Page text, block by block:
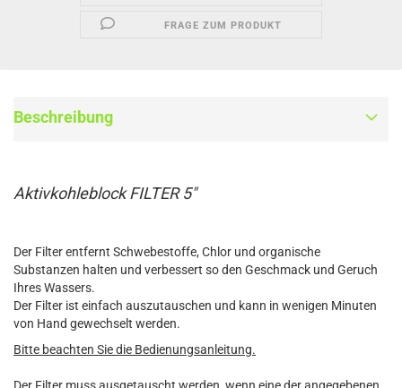
FRAGE ZUM PRODUKT
Beschreibung
Aktivkohleblock FILTER 5″
Der Filter entfernt Schwebestoffe, Chlor und organische
Substanzen halten und verbessert so den Geschmack und Geruch
Ihres Wassers.
Der Filter ist einfach auszutauschen und kann in wenigen Minuten
von Hand gewechselt werden.
Bitte beachten Sie die Bedienungsanleitung.